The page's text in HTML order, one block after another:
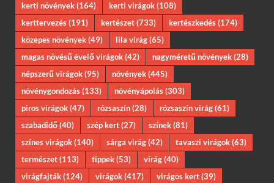
kerti növények(164) kerti virágok(108)
kerttervezés(191) kertészet(733) kertészkedés(174)
közepes növények(49) lila virág(65)
magas növésű évelő virágok(42) nagyméretű növények(28)
népszerű virágok(95) növények(445)
növénygondozás(133) növényápolás(303)
piros virágok(47) rózsaszín(28) rózsaszín virág(61)
szabadidő(40) szép kert(27) színek(81)
színes virágok(140) sárga virág(42) tavaszi virágok(63)
természet(113) tippek(53) virág(40)
virágfajták(124) virágok(417) virágos kert(39)